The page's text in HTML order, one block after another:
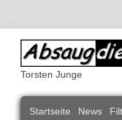
Torsten Junge
Navigation
Startseite News